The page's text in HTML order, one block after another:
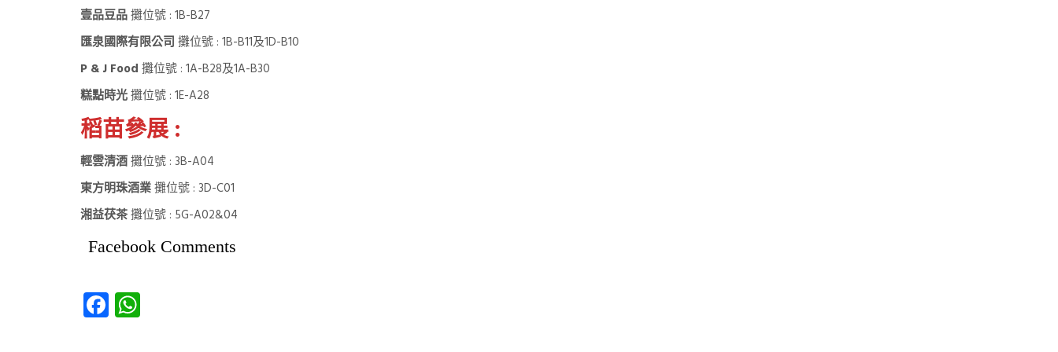
壹品豆品攤位號 : 1B-B27
匯泉國際有限公司 攤位號 : 1B-B11及1D-B10
P & J Food 攤位號 : 1A-B28及1A-B30
糕點時光攤位號 : 1E-A28
稻苗參展 :
輕雲清酒攤位號 : 3B-A04
東方明珠酒業攤位號 : 3D-C01
湘益茯茶攤位號 : 5G-A02&04
Facebook Comments
Facebook